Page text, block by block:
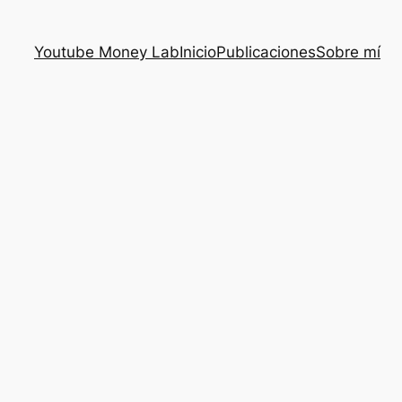
Youtube Money LabInicioPublicacionesSobre mí